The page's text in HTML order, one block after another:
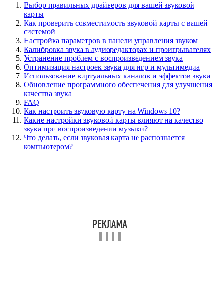
Выбор правильных драйверов для вашей звуковой
карты
Как проверить совместимость звуковой карты с вашей
системой
Настройка параметров в панели управления звуком
Калибровка звука в аудиоредакторах и проигрывателях
Устранение проблем с воспроизведением звука
Оптимизация настроек звука для игр и мультимедиа
Использование виртуальных каналов и эффектов звука
Обновление программного обеспечения для улучшения
качества звука
FAQ
Как настроить звуковую карту на Windows 10?
Какие настройки звуковой карты влияют на качество
звука при воспроизведении музыки?
Что делать, если звуковая карта не распознается
компьютером?